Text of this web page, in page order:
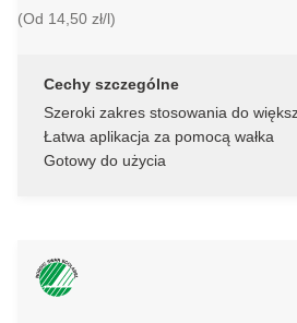
(Od 14,50 zł/l)
Cechy szczególne
Szeroki zakres stosowania do
okładzin ściennych
Łatwa aplikacja za pomocą wałka
Gotowy do użycia